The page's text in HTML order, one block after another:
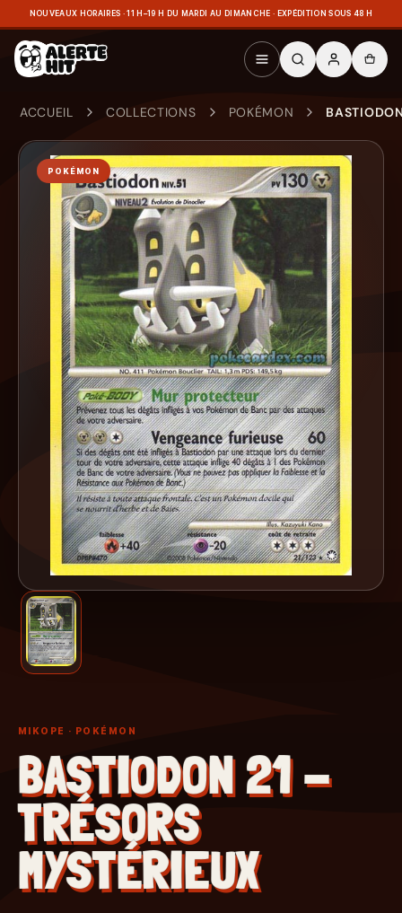
NOUVEAUX HORAIRES · 11 H–19 H DU MARDI AU DIMANCHE · EXPÉDITION SOUS 48 H
ACCUEIL COLLECTIONS POKÉMON
POKÉMON
MIKOPE · POKÉMON
BASTIODON 21 -
TRÉSORS
MYSTÉRIEUX